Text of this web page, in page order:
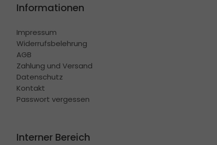
Informationen
Impressum
Widerrufsbelehrung
AGB
Zahlung und Versand
Datenschutz
Kontakt
Passwort vergessen
Interner Bereich